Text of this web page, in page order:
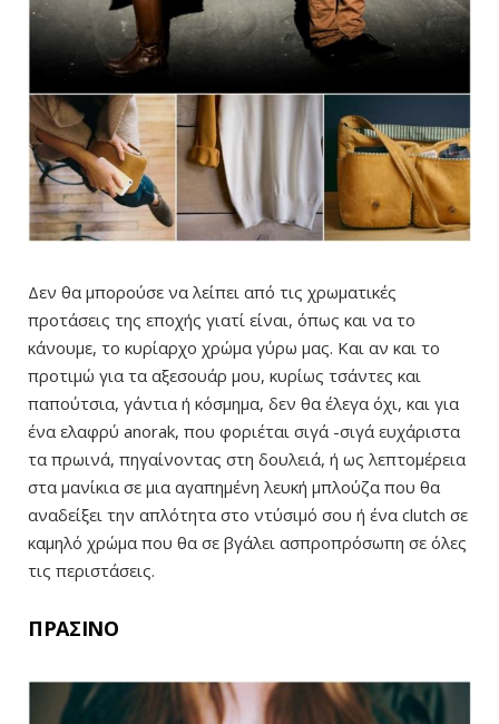
Δεν θα μπορούσε να λείπει από τις χρωματικές
προτάσεις της εποχής γιατί είναι, όπως και να το
κάνουμε, το κυρίαρχο χρώμα γύρω μας. Και αν και το
προτιμώ για τα αξεσουάρ μου, κυρίως τσάντες και
παπούτσια, γάντια ή κόσμημα, δεν θα έλεγα όχι, και για
ένα ελαφρύ anorak, που φοριέται σιγά -σιγά ευχάριστα
τα πρωινά, πηγαίνοντας στη δουλειά, ή ως λεπτομέρεια
στα μανίκια σε μια αγαπημένη λευκή μπλούζα που θα
αναδείξει την απλότητα στο ντύσιμό σου ή ένα clutch σε
καμηλό χρώμα που θα σε βγάλει ασπροπρόσωπη σε όλες
τις περιστάσεις.
ΠΡΑΣΙΝΟ